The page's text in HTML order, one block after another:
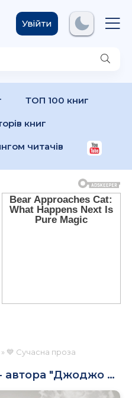
.com
Увійти
ТОП 100 книг
книг
читачів
» 💙 Сучасна проза
Книги українською - автора "Джоджо Мойєс"